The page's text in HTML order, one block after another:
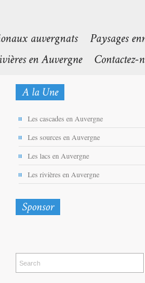
Les cascades en Auvergne
Les sources en Auvergne
Les lacs en Auvergne
Les rivières en Auvergne